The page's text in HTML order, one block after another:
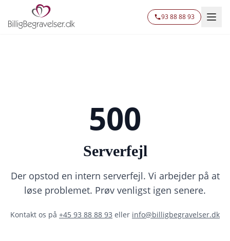
93 88 88 93
500
Serverfejl
Der opstod en intern serverfejl. Vi arbejder på at
løse problemet. Prøv venligst igen senere.
Kontakt os på +45 93 88 88 93 eller info@billigbegravelser.dk